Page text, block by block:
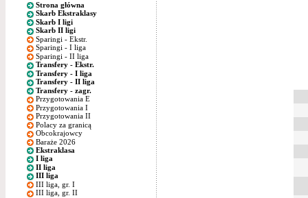
Strona główna
Skarb Ekstraklasy
Skarb I ligi
Skarb II ligi
Sparingi - Ekstr.
Sparingi - I liga
Sparingi - II liga
Transfery - Ekstr.
Transfery - I liga
Transfery - II liga
Transfery - zagr.
Przygotowania E
Przygotowania I
Przygotowania II
Polacy za granicą
Obcokrajowcy
Baraże 2026
Ekstraklasa
I liga
II liga
III liga
III liga, gr. I
III liga, gr. II